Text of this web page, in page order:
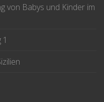
von Babys und Kinder im